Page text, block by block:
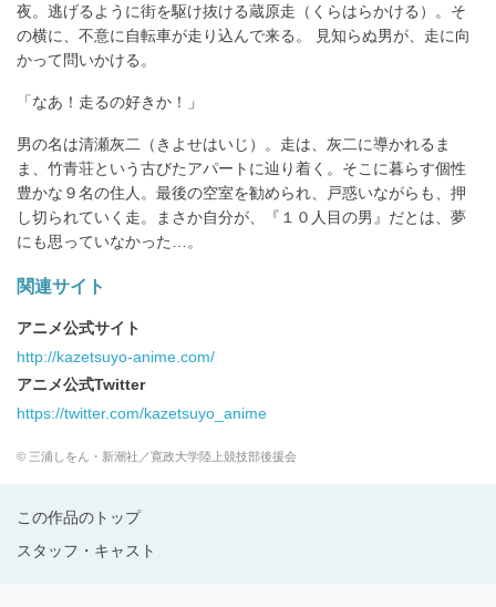
この作品のトップ
スタッフ・キャスト
夜。逃げるように街を駆け抜ける蔵原走（くらはらかける）。そ
の横に、不意に自転車が走り込んで来る。 見知らぬ男が、走に向
かって問いかける。
「なあ！走るの好きか！」
男の名は清瀬灰二（きよせはいじ）。走は、灰二に導かれるま
ま、竹青荘という古びたアパートに辿り着く。そこに暮らす個性
豊かな９名の住人。最後の空室を勧められ、戸惑いながらも、押
し切られていく走。まさか自分が、『１０人目の男』だとは、夢
にも思っていなかった…。
関連サイト
アニメ公式サイト
http://kazetsuyo-anime.com/
アニメ公式Twitter
https://twitter.com/kazetsuyo_anime
© 三浦しをん・新潮社／寛政大学陸上競技部後援会